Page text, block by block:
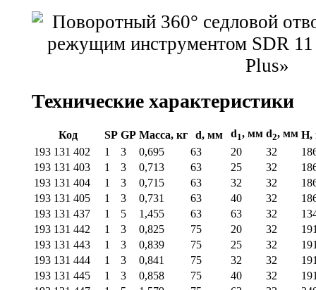
Технические характеристики
Код SP GP Масса, кг d, мм d1, мм d2, мм H,
193 131 402
1 3 0,695 63 20 32
193 131 403
1 3 0,713 63 25 32
193 131 404
1 3 0,715 63 32 32
193 131 405
1 3 0,731 63 40 32
193 131 437
1 5 1,455 63 63 32
193 131 442
1 3 0,825 75 20 32
193 131 443
1 3 0,839 75 25 32
193 131 444
1 3 0,841 75 32 32
193 131 445
1 3 0,858 75 40 32